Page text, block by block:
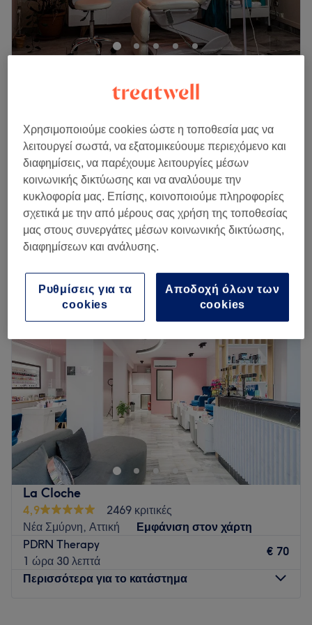
προσωπική σας τελετουργία αυτοβελτίωσης και
αυτοφροντίδας, όχι μια ακόμη υπηρεσία, αλλά μια στιγμή
που σας ανήκει.
πεζόδρομο του Ιλίου, λίγα μέτρα από την κεντρική πλατεία
Ελευθερίας και είναι προσβάσιμο με λεωφορεία. (Γ12, 25,
πάρετε το 701 ή 703 αφήνοντας σας μόλις 5 λεπτά από το
κατάστημα.
Go to venue
38 κριτικές
Εμφάνιση στον χάρτη
20 λεπτά
€ 90
Θεραπεία Αδυνατίσματος
30 λεπτά
Anti-Cellulite Treatment
15 λεπτά
€ 100
€ 130
Περισσότερα για το κατάστημα
Δευτέρα 10:00
11:30 –
Παρασκευή
10:00
20:00
Σάββατο
Κλειστό
Κυριακή
Κλειστό
H Icon Derma Clinic χαρίζει ιατρική, αισθητική ή χειρουργική
λύση με μεθόδους ολοκληρωμένης φροντίδας σε ότι
απασχολεί την εμφάνιση σας.
Go to venue
La Cloche
4,9
2469 κριτικές
Νέα Σμύρνη, Αττική
Εμφάνιση στον χάρτη
PDRN Therapy
1 ώρα 30 λεπτά
€ 70
Περισσότερα για το κατάστημα
Χρησιμοποιούμε cookies ώστε η τοποθεσία μας να
λειτουργεί σωστά, να εξατομικεύουμε περιεχόμενο και
διαφημίσεις, να παρέχουμε λειτουργίες μέσων
κοινωνικής δικτύωσης και να αναλύουμε την
κυκλοφορία μας. Επίσης, κοινοποιούμε πληροφορίες
σχετικά με την από μέρους σας χρήση της τοποθεσίας
μας στους συνεργάτες μέσων κοινωνικής δικτύωσης,
διαφημίσεων και ανάλυσης.
Αποδοχή όλων των
cookies
Ρυθμίσεις για τα
cookies